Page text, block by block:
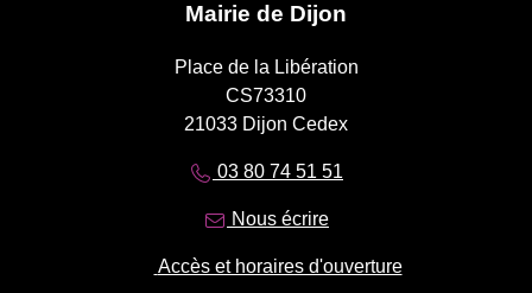
Mairie de Dijon
Place de la Libération
CS73310
21033 Dijon Cedex
03 80 74 51 51
Nous écrire
Accès et horaires d'ouverture